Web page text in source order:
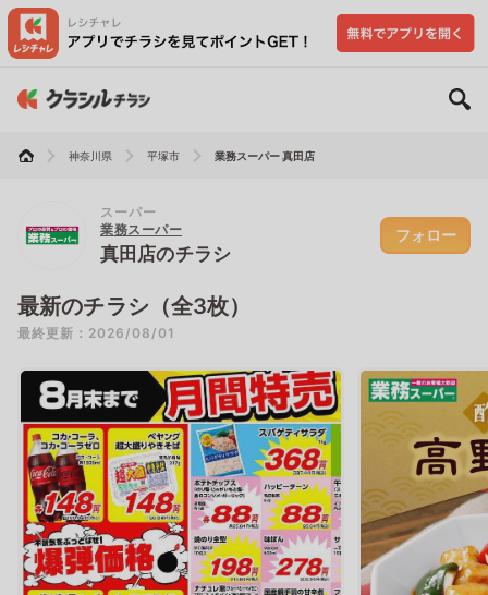
神奈川県 平塚市 業務スーパー 真田店
スーパー
業務スーパー
真田店のチラシ
フォロー
最新のチラシ（全3枚）
最終更新：2026/08/01